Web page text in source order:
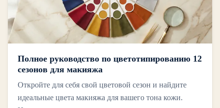
Полное руководство по цветотипированию 12
сезонов для макияжа
Откройте для себя свой цветовой сезон и найдите
идеальные цвета макияжа для вашего тона кожи.